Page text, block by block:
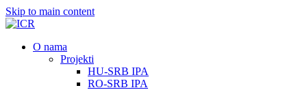
Skip to main content
О nama
Projekti
HU-SRB IPA
RO-SRB IPA